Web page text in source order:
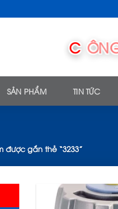
SẢN PHẨM TIN TỨC
được gắn thẻ “3233”